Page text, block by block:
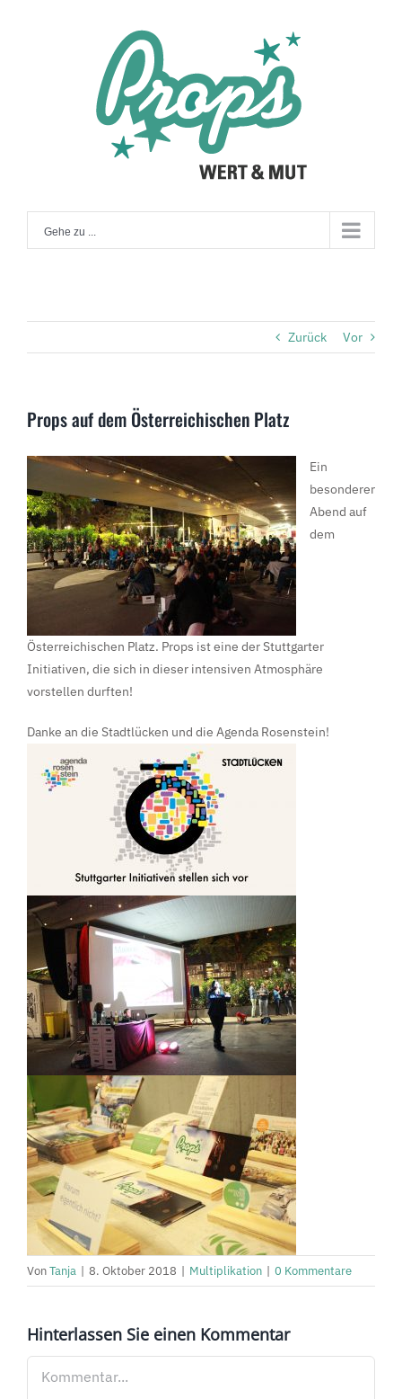
Gehe zu ...
Zurück Vor
Props auf dem Österreichischen Platz
Ein
besonderer
Abend auf
dem
Österreichischen Platz. Props ist eine der Stuttgarter
Initiativen, die sich in dieser intensiven Atmosphäre
vorstellen durften!
Danke an die Stadtlücken und die Agenda Rosenstein!
VonTanja | 8. Oktober 2018 | Multiplikation | 0 Kommentare
Hinterlassen Sie einen Kommentar